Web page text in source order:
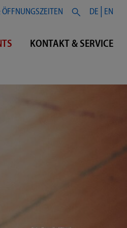
DE EN
KONTAKT & SERVICE
TEILNAHMEBEDINGUNGEN